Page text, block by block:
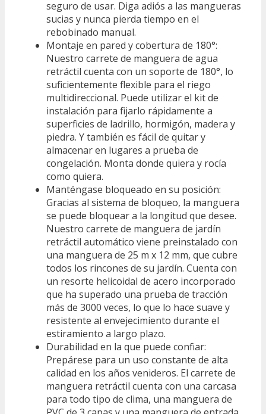
seguro de usar. Diga adiós a las mangueras
sucias y nunca pierda tiempo en el
rebobinado manual.
Montaje en pared y cobertura de 180°:
Nuestro carrete de manguera de agua
retráctil cuenta con un soporte de 180°, lo
suficientemente flexible para el riego
multidireccional. Puede utilizar el kit de
instalación para fijarlo rápidamente a
superficies de ladrillo, hormigón, madera y
piedra. Y también es fácil de quitar y
almacenar en lugares a prueba de
congelación. Monta donde quiera y rocía
como quiera.
Manténgase bloqueado en su posición:
Gracias al sistema de bloqueo, la manguera
se puede bloquear a la longitud que desee.
Nuestro carrete de manguera de jardín
retráctil automático viene preinstalado con
una manguera de 25 m x 12 mm, que cubre
todos los rincones de su jardín. Cuenta con
un resorte helicoidal de acero incorporado
que ha superado una prueba de tracción
más de 3000 veces, lo que lo hace suave y
resistente al envejecimiento durante el
estiramiento a largo plazo.
Durabilidad en la que puede confiar:
Prepárese para un uso constante de alta
calidad en los años venideros. El carrete de
manguera retráctil cuenta con una carcasa
para todo tipo de clima, una manguera de